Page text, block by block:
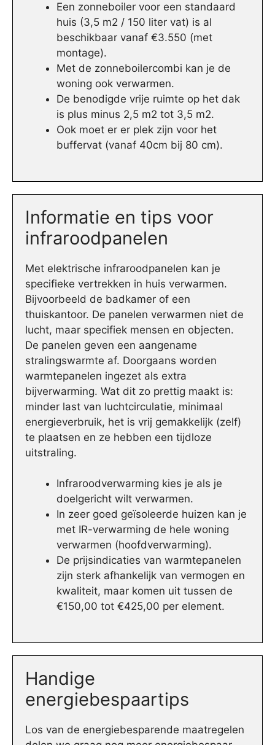
Een zonneboiler voor een standaard
huis (3,5 m2 / 150 liter vat) is al
beschikbaar vanaf €3.550 (met
montage).
Met de zonneboilercombi kan je de
woning ook verwarmen.
De benodigde vrije ruimte op het dak
is plus minus 2,5 m2 tot 3,5 m2.
Ook moet er er plek zijn voor het
buffervat (vanaf 40cm bij 80 cm).
Informatie en tips voor
infraroodpanelen
Met elektrische infraroodpanelen kan je
specifieke vertrekken in huis verwarmen.
Bijvoorbeeld de badkamer of een
thuiskantoor. De panelen verwarmen niet de
lucht, maar specifiek mensen en objecten.
De panelen geven een aangename
stralingswarmte af. Doorgaans worden
warmtepanelen ingezet als extra
bijverwarming. Wat dit zo prettig maakt is:
minder last van luchtcirculatie, minimaal
energieverbruik, het is vrij gemakkelijk (zelf)
te plaatsen en ze hebben een tijdloze
uitstraling.
Infraroodverwarming kies je als je
doelgericht wilt verwarmen.
In zeer goed geïsoleerde huizen kan je
met IR-verwarming de hele woning
verwarmen (hoofdverwarming).
De prijsindicaties van warmtepanelen
zijn sterk afhankelijk van vermogen en
kwaliteit, maar komen uit tussen de
€150,00 tot €425,00 per element.
Handige
energiebespaartips
Los van de energiebesparende maatregelen